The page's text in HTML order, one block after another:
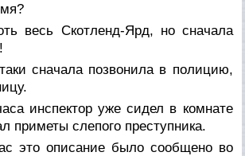
весь Скотленд-Ярд, но сначала
сначала позвонила в полицию,
инспектор уже сидел в комнате
приметы слепого преступника.
это описание было сообщено во